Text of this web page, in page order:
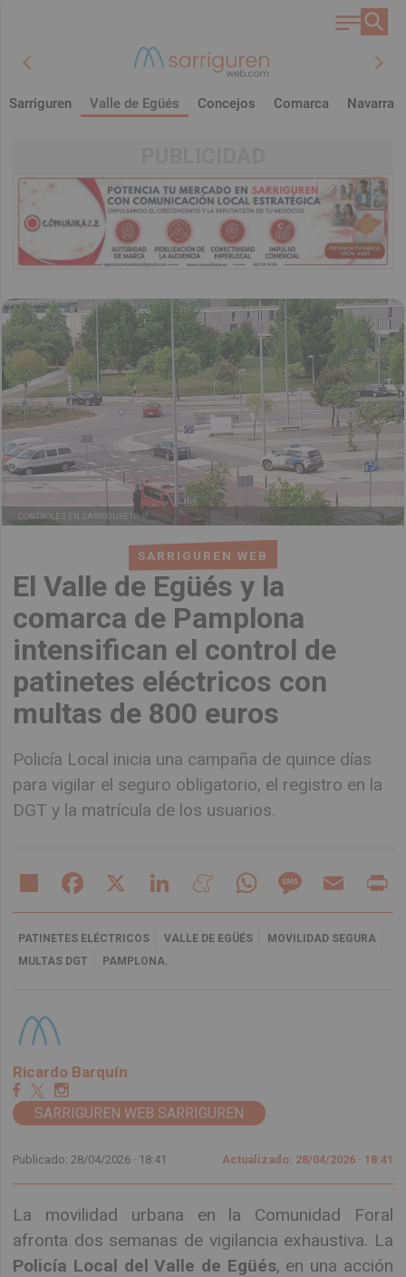
chevron_left chevron_right
Sarriguren Valle de Egüés Concejos Comarca Navarra
SARRIGUREN WEB
El Valle de Egüés y la
comarca de Pamplona
intensifican el control de
patinetes eléctricos con
multas de 800 euros
Policía Local inicia una campaña de quince días
para vigilar el seguro obligatorio, el registro en la
DGT y la matrícula de los usuarios.
CONTROLES EN SARRIGUREN
Share Facebook LinkedIn MeneameWhatsAppMessageEmail
PATINETES ELÉCTRICOS VALLE DE EGÜÉS
MOVILIDAD SEGURA
MULTAS DGT
PAMPLONA.
Ricardo Barquín
SARRIGUREN WEB SARRIGUREN
Publicado: 28/04/2026 · 18:41 Actualizado: 28/04/2026 · 18:41
La movilidad urbana en la Comunidad Foral
afronta dos semanas de vigilancia exhaustiva. La
Policía Local del Valle de Egüés, en una acción